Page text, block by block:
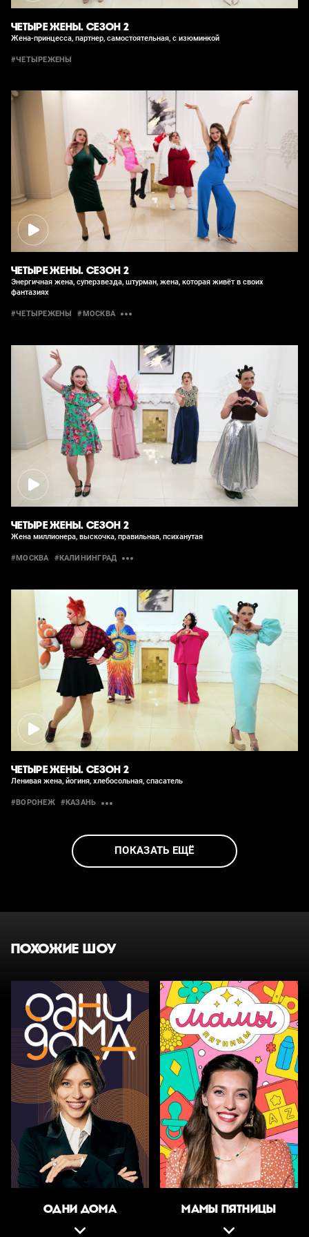
ЧЕТЫРЕ ЖЕНЫ. СЕЗОН 2
Жена-принцесса, партнер, самостоятельная, с изюминкой
#ЧЕТЫРЕЖЕНЫ
ЧЕТЫРЕ ЖЕНЫ. СЕЗОН 2
Энергичная жена, суперзвезда, штурман, жена, которая живёт в своих
фантазиях
#ЧЕТЫРЕЖЕНЫ #МОСКВА
ЧЕТЫРЕ ЖЕНЫ. СЕЗОН 2
Жена миллионера, выскочка, правильная, психанутая
#МОСКВА #КАЛИНИНГРАД
ЧЕТЫРЕ ЖЕНЫ. СЕЗОН 2
Ленивая жена, йогиня, хлебосольная, спасатель
#ВОРОНЕЖ #КАЗАНЬ
ПОКАЗАТЬ ЕЩЁ
ПОХОЖИЕ ШОУ
ОДНИ ДОМА МАМЫ ПЯТНИЦЫ